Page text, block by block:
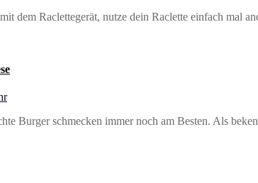
dem Raclettegerät, nutze dein Raclette einfach mal
Burger schmecken immer noch am Besten. Als